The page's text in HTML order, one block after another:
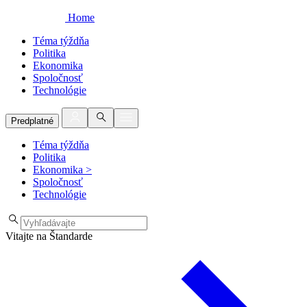
Home
Téma týždňa
Politika
Ekonomika
Spoločnosť
Technológie
Predplatné
Téma týždňa
Politika
Ekonomika >
Spoločnosť
Technológie
Vitajte na Štandarde